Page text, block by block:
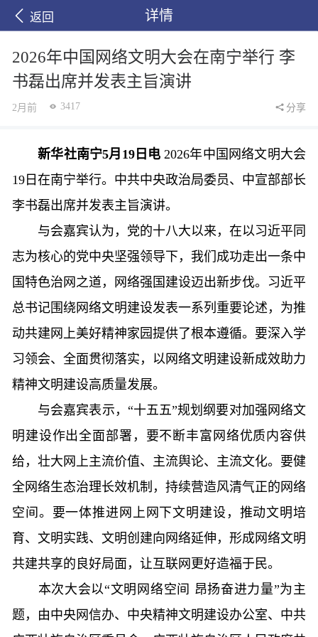
返回 详情
2026年中国网络文明大会在南宁举行 李
书磊出席并发表主旨演讲
2月前 3417 分享
新华社南宁5月19日电 2026年中国网络文明大会
19日在南宁举行。中共中央政治局委员、中宣部部长
李书磊出席并发表主旨演讲。
与会嘉宾认为，党的十八大以来，在以习近平同
志为核心的党中央坚强领导下，我们成功走出一条中
国特色治网之道，网络强国建设迈出新步伐。习近平
总书记围绕网络文明建设发表一系列重要论述，为推
动共建网上美好精神家园提供了根本遵循。要深入学
习领会、全面贯彻落实，以网络文明建设新成效助力
精神文明建设高质量发展。
与会嘉宾表示，“十五五”规划纲要对加强网络文
明建设作出全面部署，要不断丰富网络优质内容供
给，壮大网上主流价值、主流舆论、主流文化。要健
全网络生态治理长效机制，持续营造风清气正的网络
空间。要一体推进网上网下文明建设，推动文明培
育、文明实践、文明创建向网络延伸，形成网络文明
共建共享的良好局面，让互联网更好造福于民。
本次大会以“文明网络空间 昂扬奋进力量”为主
题，由中央网信办、中央精神文明建设办公室、中共